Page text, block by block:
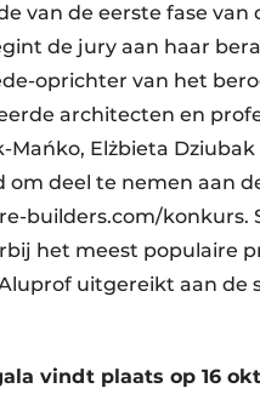
van de eerste fase
de jury aan haar
oprichter van het
architecten en
Mańko, Elżbieta
deel te nemen aan
builders.com/konkurs.
het meest populaire
uitgereikt aan de
vindt plaats op 16